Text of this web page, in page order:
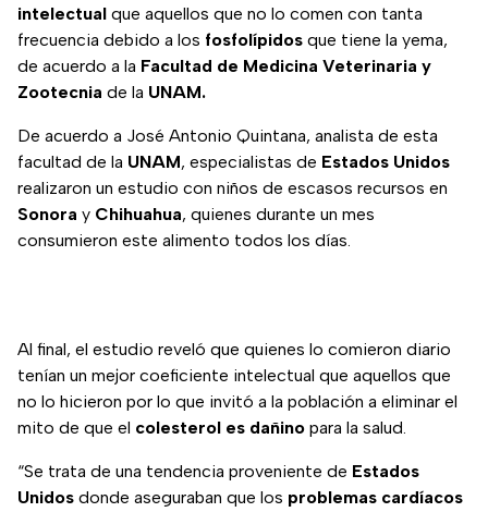
intelectual que aquellos que no lo comen con tanta
frecuencia debido a los fosfolípidos que tiene la yema,
de acuerdo a la Facultad de Medicina Veterinaria y
Zootecnia de la UNAM.
De acuerdo a José Antonio Quintana, analista de esta
facultad de la UNAM, especialistas de Estados Unidos
realizaron un estudio con niños de escasos recursos en
Sonora y Chihuahua, quienes durante un mes
consumieron este alimento todos los días.
Al final, el estudio reveló que quienes lo comieron diario
tenían un mejor coeficiente intelectual que aquellos que
no lo hicieron por lo que invitó a la población a eliminar el
mito de que el colesterol es dañino para la salud.
“Se trata de una tendencia proveniente de Estados
Unidos donde aseguraban que los problemas cardíacos